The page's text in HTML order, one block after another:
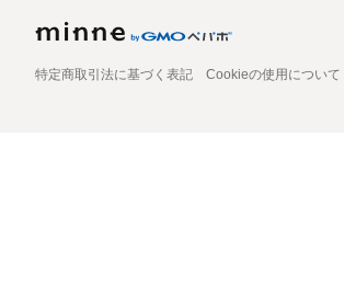
特定商取引法に基づく表記 Cookieの使用について